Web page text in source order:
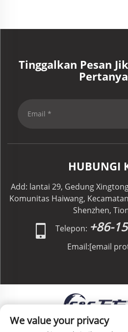
Tinggalkan Pesan
HUBUNGI
Add: lantai 29, Gedung
Komunitas Haiwang,
Shenzhen,
Telepon: +86-
Email:[email
We value your privacy